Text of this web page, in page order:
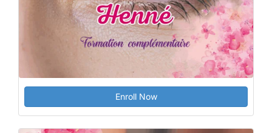
Enroll Now